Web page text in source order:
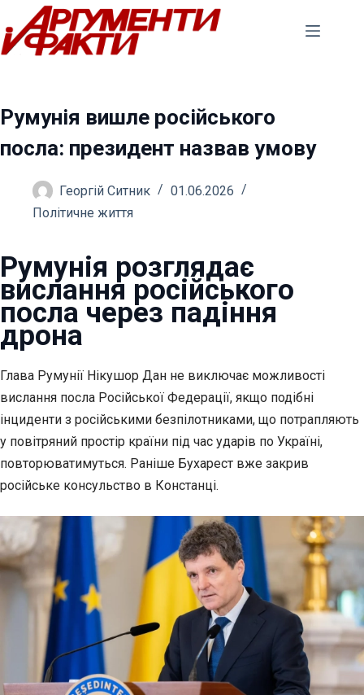
Перейти
до
вмісту
Румунія вишле російського
посла: президент назвав умову
Георгій Ситник
01.06.2026
Політичне життя
Румунія розглядає
вислання російського
посла через падіння
дрона
Глава Румунії Нікушор Дан не виключає можливості
вислання посла Російської Федерації, якщо подібні
інциденти з російськими безпілотниками, що потрапляють
у повітряний простір країни під час ударів по Україні,
повторюватимуться. Раніше Бухарест вже закрив
російське консульство в Констанці.